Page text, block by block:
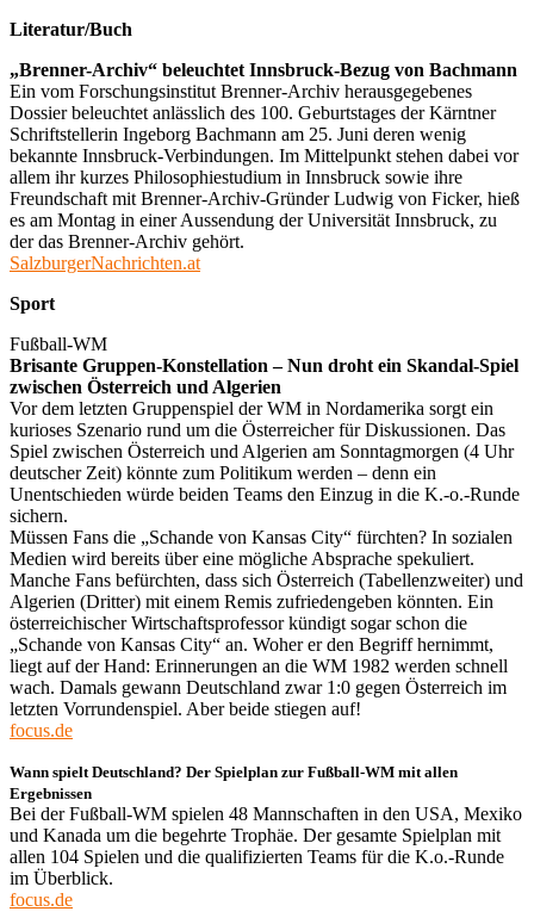
Literatur/Buch
„Brenner-Archiv“ beleuchtet Innsbruck-Bezug von Bachmann
Ein vom Forschungsinstitut Brenner-Archiv herausgegebenes
Dossier beleuchtet anlässlich des 100. Geburtstages der Kärntner
Schriftstellerin Ingeborg Bachmann am 25. Juni deren wenig
bekannte Innsbruck-Verbindungen. Im Mittelpunkt stehen dabei vor
allem ihr kurzes Philosophiestudium in Innsbruck sowie ihre
Freundschaft mit Brenner-Archiv-Gründer Ludwig von Ficker, hieß
es am Montag in einer Aussendung der Universität Innsbruck, zu
der das Brenner-Archiv gehört.
SalzburgerNachrichten.at
Sport
Fußball-WM
Brisante Gruppen-Konstellation – Nun droht ein Skandal-Spiel
zwischen Österreich und Algerien
Vor dem letzten Gruppenspiel der WM in Nordamerika sorgt ein
kurioses Szenario rund um die Österreicher für Diskussionen. Das
Spiel zwischen Österreich und Algerien am Sonntagmorgen (4 Uhr
deutscher Zeit) könnte zum Politikum werden – denn ein
Unentschieden würde beiden Teams den Einzug in die K.-o.-Runde
sichern.
Müssen Fans die „Schande von Kansas City“ fürchten? In sozialen
Medien wird bereits über eine mögliche Absprache spekuliert.
Manche Fans befürchten, dass sich Österreich (Tabellenzweiter) und
Algerien (Dritter) mit einem Remis zufriedengeben könnten. Ein
österreichischer Wirtschaftsprofessor kündigt sogar schon die
„Schande von Kansas City“ an. Woher er den Begriff hernimmt,
liegt auf der Hand: Erinnerungen an die WM 1982 werden schnell
wach. Damals gewann Deutschland zwar 1:0 gegen Österreich im
letzten Vorrundenspiel. Aber beide stiegen auf!
focus.de
Wann spielt Deutschland? Der Spielplan zur Fußball-WM mit allen
Ergebnissen
Bei der Fußball-WM spielen 48 Mannschaften in den USA, Mexiko
und Kanada um die begehrte Trophäe. Der gesamte Spielplan mit
allen 104 Spielen und die qualifizierten Teams für die K.o.-Runde
im Überblick.
focus.de